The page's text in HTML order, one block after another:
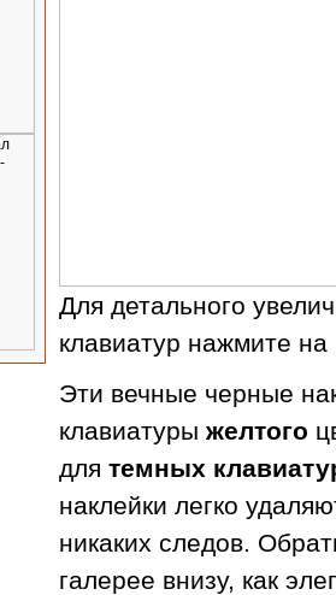
Для детального
клавиатур нажмите на
Эти вечные черные
клавиатуры желтого
для темных
наклейки легко
никаких следов.
галерее внизу, как